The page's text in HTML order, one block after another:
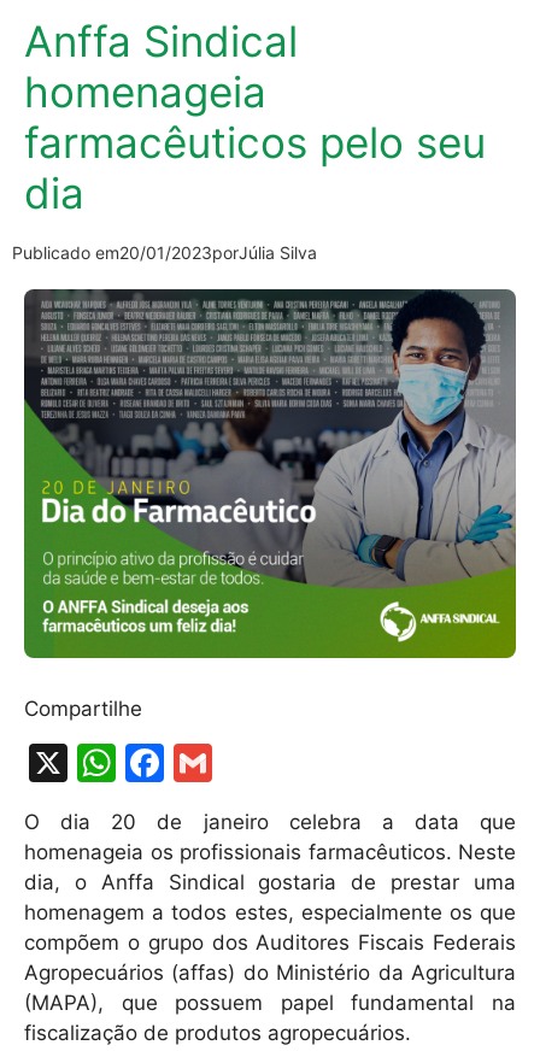
Anffa Sindical
homenageia
farmacêuticos pelo seu
dia
Publicado em20/01/2023porJúlia Silva
Compartilhe
X
W
h
at
s
A
p
p
F
a
c
e
b
o
o
k
ai
l
O dia 20 de janeiro celebra a data que
homenageia os profissionais farmacêuticos. Neste
dia, o Anffa Sindical gostaria de prestar uma
homenagem a todos estes, especialmente os que
compõem o grupo dos Auditores Fiscais Federais
Agropecuários (affas) do Ministério da Agricultura
(MAPA), que possuem papel fundamental na
fiscalização de produtos agropecuários.